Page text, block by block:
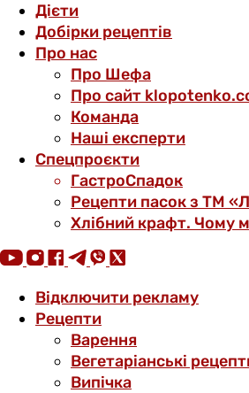
Дієти
Добірки рецептів
Про нас
Про Шефа
Про сайт
Команда
Наші експерти
Спецпроєкти
ГастроСпадок
Рецепти пасок з ТМ
Хлібний крафт. Чому
Відключити рекламу
Рецепти
Варення
Вегетаріанські
Випічка